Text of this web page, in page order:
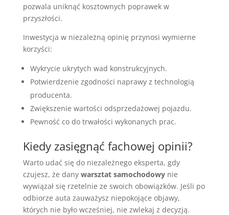
pozwala uniknąć kosztownych poprawek w
przyszłości.
Inwestycja w niezależną opinię przynosi wymierne
korzyści:
Wykrycie ukrytych wad konstrukcyjnych.
Potwierdzenie zgodności naprawy z technologią
producenta.
Zwiększenie wartości odsprzedażowej pojazdu.
Pewność co do trwałości wykonanych prac.
Kiedy zasięgnąć fachowej opinii?
Warto udać się do niezależnego eksperta, gdy
czujesz, że dany warsztat samochodowynie
wywiązał się rzetelnie ze swoich obowiązków. Jeśli po
odbiorze auta zauważysz niepokojące objawy,
których nie było wcześniej, nie zwlekaj z decyzją.